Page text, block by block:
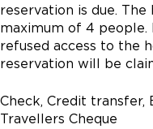
reservation is due. The
maximum of 4 people.
refused access to the
reservation will be
Check, Credit transfer,
Travellers Cheque